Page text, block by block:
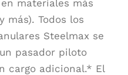
materiales más
más). Todos los
Steelmax se
pasador piloto
cargo adicional.* El